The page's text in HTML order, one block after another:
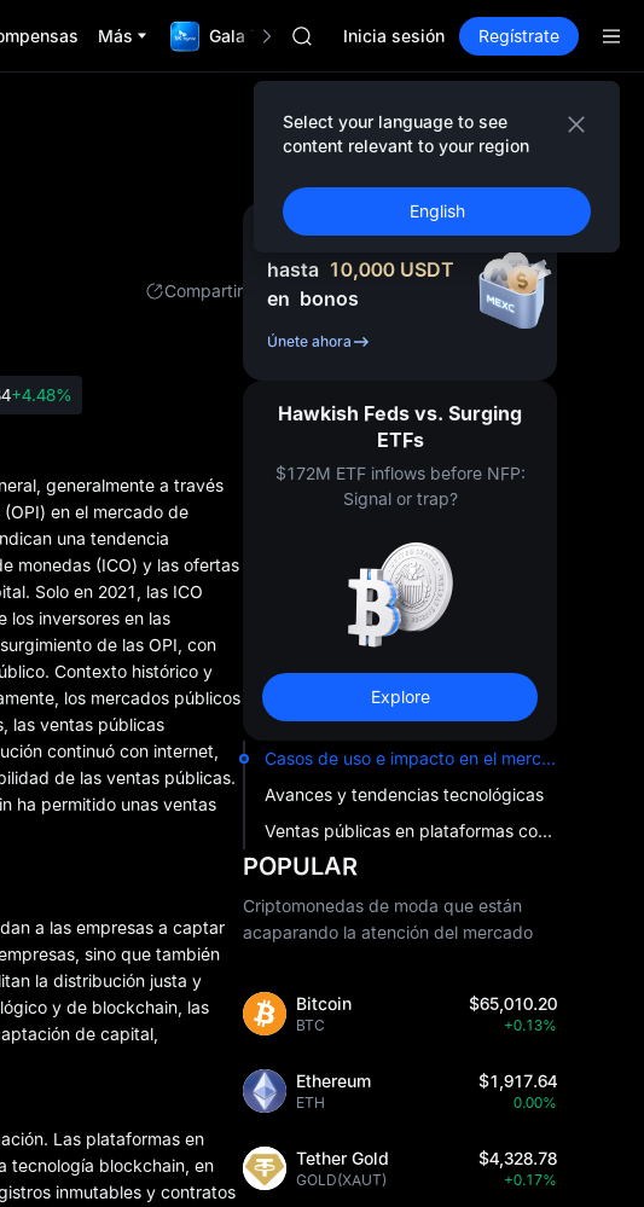
Más Gala TradFi de $1,000,000
Suscripción mercado 10A
SPCX sube pese al lock-up
AAOI
SKYAI
Inicia sesión Regístrate
Select your language to see
content relevant to your region
English
Compartir
+4.48%
generalmente a través
en el mercado de
una tendencia
monedas (ICO) y las ofertas
Solo en 2021, las ICO
los inversores en las
de las OPI, con
Contexto histórico y
los mercados públicos
las ventas públicas
continuó con internet,
de las ventas públicas.
ha permitido unas ventas
a las empresas a captar
sino que también
la distribución justa y
y de blockchain, las
de capital,
Las plataformas en
tecnología blockchain, en
inmutables y contratos
Regístrate y recibe
hasta 10,000 USDT
en bonos
Únete ahora
Hawkish Feds vs. Surging
ETFs
$172M ETF inflows before NFP:
Signal or trap?
Explore
Casos de uso e impacto en el mercado
Avances y tendencias tecnológicas
Ventas públicas en plataformas como MEXC
POPULAR
Criptomonedas de moda que están
acaparando la atención del mercado
Bitcoin
BTC
$65,010.20
+0.13%
Ethereum
ETH
$1,917.64
0.00%
Tether Gold
GOLD(XAUT)
$4,328.78
+0.17%